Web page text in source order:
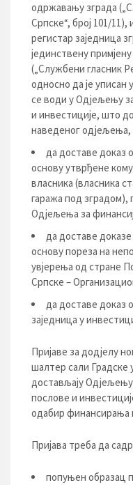
одржавању зграда
Српске“, број 101/
регистар заједница
јединствену
(„Службени гласник
односно да је уписан
се води у Одјељењу
и инвестиције, што
наведеног одјељења,
да доставе доказ
основу утврђене
власника (власника
гаража под зградом),
Одјељења за
да доставе
основу пореза на
увјерења од стране
Српске –
да доставе доказ
заједница у
Пријаве за додјелу
шалтер сали Градске
достављају
послове и
одабир финансирања
Пријава треба да
попуњен образац